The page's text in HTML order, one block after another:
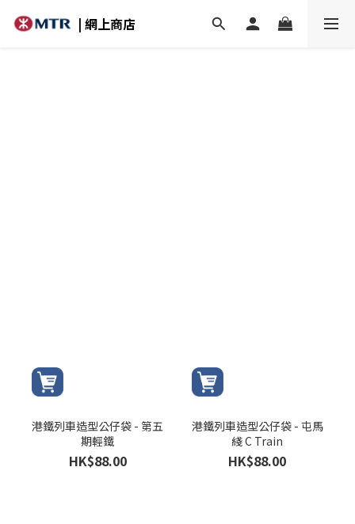
| 網上商店
港鐵列車造型公仔袋 - 第五
期輕鐵
HK$88.00
港鐵列車造型公仔袋 - 屯馬
綫 C Train
HK$88.00